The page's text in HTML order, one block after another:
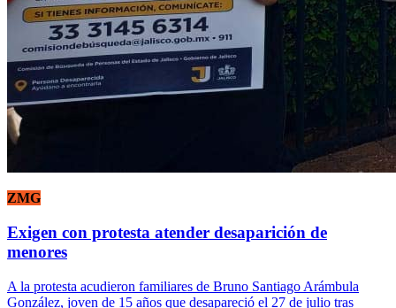
ZMG
Exigen con protesta atender desaparición de
menores
A la protesta acudieron familiares de Bruno Santiago Arámbula
González, joven de 15 años que desapareció el 27 de julio tras